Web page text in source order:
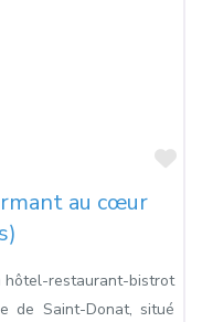
au cœur
hôtel-restaurant-bistrot
de Saint-Donat, situé